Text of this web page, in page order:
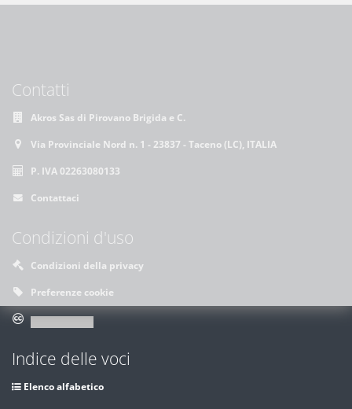
Contatti
Akros Sas di Pirovano Brigida e C.
Via Provinciale Nord n. 1 - 23837 - Taceno (LC), ITALIA
P. IVA 02263080133
Contattaci
Condizioni d'uso
Condizioni della privacy
Preferenze cookie
Indice delle voci
Elenco alfabetico